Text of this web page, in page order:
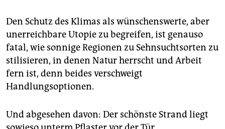
Den Schutz des Klimas als wünschenswerte, aber
unerreichbare Utopie zu begreifen, ist genauso
fatal, wie sonnige Regionen zu Sehnsuchtsorten zu
stilisieren, in denen Natur herrscht und Arbeit
fern ist, denn beides verschweigt
Handlungsoptionen.
Und abgesehen davon: Der schönste Strand liegt